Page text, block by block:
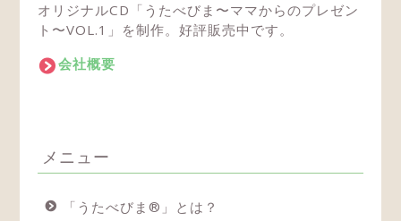
オリジナルCD「うたべびま〜ママからのプレゼン
ト〜VOL.1」を制作。好評販売中です。
会社概要
メニュー
「うたべびま®」とは？